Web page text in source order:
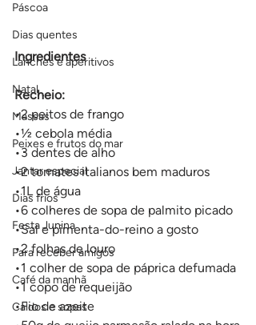
Páscoa
Dias quentes
Lanches e aperitivos
Natal
Massas
Peixes e frutos do mar
Jantar especial
Dias frios
Festa Junina
Para receber amigos
Café da manhã
Caldos e sopas
Ingredientes
Recheio:
•2 peitos de frango
•½ cebola média
•3 dentes de alho
•2 tomates italianos bem maduros
•1L de água
•6 colheres de sopa de palmito picado
•Sal e pimenta-do-reino a gosto
•2 folhas de louro
•1 colher de sopa de páprica defumada
•1 copo de requeijão
•Fio de azeite